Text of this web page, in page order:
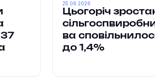
Цьогоріч
ва
до 1,4%
25.06.2026